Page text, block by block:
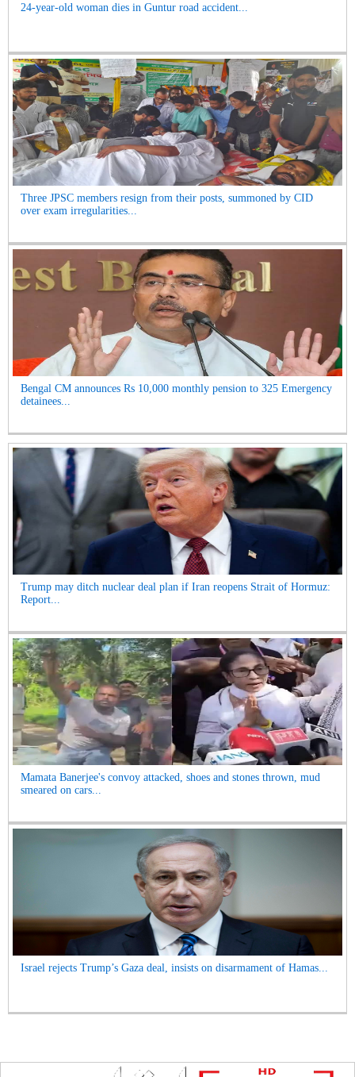
24-year-old woman dies in Guntur road accident...
Three JPSC members resign from their posts, summoned by CID
over exam irregularities...
Bengal CM announces Rs 10,000 monthly pension to 325 Emergency
detainees...
Trump may ditch nuclear deal plan if Iran reopens Strait of Hormuz:
Report...
Mamata Banerjee's convoy attacked, shoes and stones thrown, mud
smeared on cars...
Israel rejects Trump’s Gaza deal, insists on disarmament of Hamas...